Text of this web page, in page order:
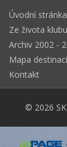
Úvodní stránka
Ze života klubu
Archiv 2002
Mapa
Kontakt
© 2026